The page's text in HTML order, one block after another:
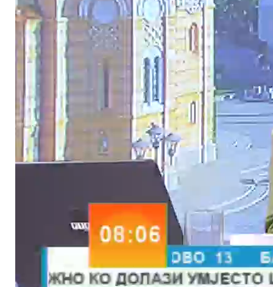
On je naveo da Šmit nije imao odobrenje da donosi zakone i da
se postavio u ulogu protektora, što nigdje u svijetu danas ne
- Šmit je završio sa svojim mjerama i zlom koje je ovdje širio -
poručio je Višković.
Višković je rekao da bi tri konstitutivna naroda u BiH, na osnovu
Dejtonskog sporazuma kao okvira za funkcionisanje, mogla da